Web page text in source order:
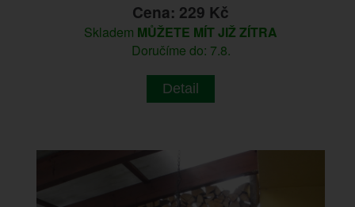
Cena: 229 Kč
Skladem MŮŽETE MÍT JIŽ ZÍTRA
Doručíme do: 7.8.
Detail